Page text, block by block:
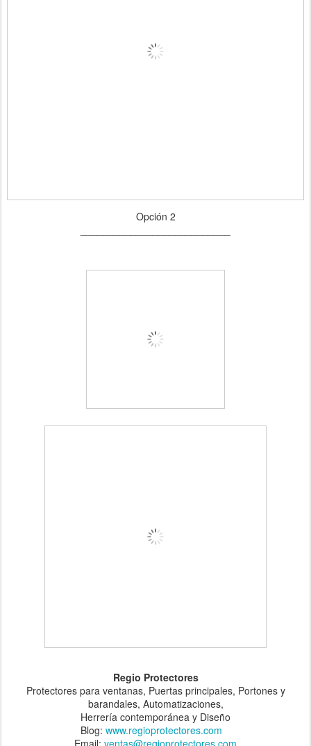
Opción 2
Regio Protectores
Protectores para ventanas, Puertas principales, Portones y
barandales, Automatizaciones,
Herrería contemporánea y Diseño
Blog: www.regioprotectores.com
Email: ventas@regioprotectores.com